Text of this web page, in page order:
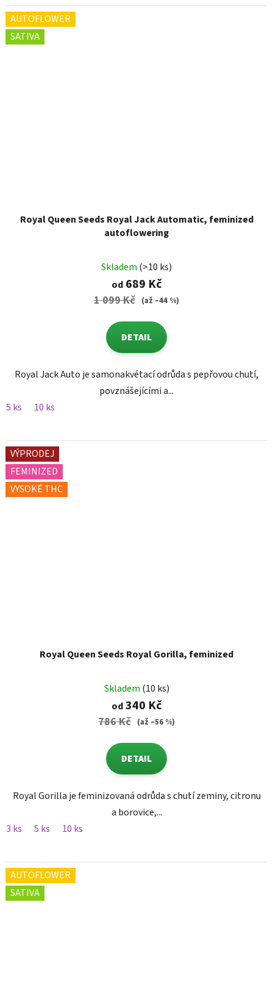
AUTOFLOWER
SATIVA
Royal Queen Seeds Royal Jack Automatic, feminized
autoflowering
Skladem (>10 ks)
od689 Kč
1 099 Kč (až –44 %)
DETAIL
Royal Jack Auto je samonakvétací odrůda s pepřovou chutí,
povznášejícími a...
5 ks
10 ks
VÝPRODEJ
FEMINIZED
VYSOKÉ THC
Royal Queen Seeds Royal Gorilla, feminized
Skladem (10 ks)
od340 Kč
786 Kč (až –56 %)
DETAIL
Royal Gorilla je feminizovaná odrůda s chutí zeminy, citronu
a borovice,...
3 ks
5 ks 10 ks
AUTOFLOWER
SATIVA